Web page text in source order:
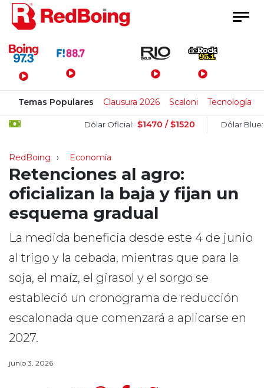
Menú Principal
Temas Populares Clausura 2026 Scaloni Tecnología
Dólar Oficial: $1470 / $1520 Dólar Blue:
RedBoing Economía
Retenciones al agro:
oficializan la baja y fijan un
esquema gradual
La medida beneficia desde este 4 de junio
al trigo y la cebada, mientras que para la
soja, el maíz, el girasol y el sorgo se
estableció un cronograma de reducción
escalonada que comenzará a aplicarse en
2027.
junio 3, 2026